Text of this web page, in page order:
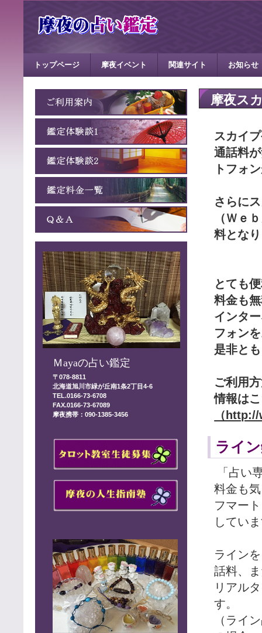
摩夜ス
スカイ
通話料
トフォ
さらに
（Ｗｅ
料とな
とても
料金も
インタ
フォン
是非と
ご利用
情報は
（
ライ
「占い
料金も
フマー
してい
ライン
話料、
リアル
す。
（ライ
トップページ 摩夜イベント 関連サイト お知らせ
Ｍayaの占い鑑定
〒078-8811
北海道旭川市緑が丘南1条2丁目4-6
TEL.0166-73-6708
FAX.0166-73-67089
摩夜携帯：090-1385-3456